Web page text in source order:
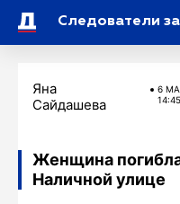
Яна
Сайдашева
6
14:45
Женщина
Наличной улице